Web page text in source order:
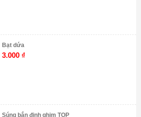
Bạt dứa
3.000 ₫
Súng bắn đinh ghim TOP